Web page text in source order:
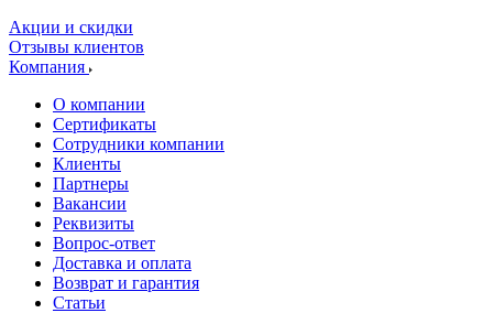
Акции и скидки
Отзывы клиентов
Компания
О компании
Сертификаты
Сотрудники компании
Клиенты
Партнеры
Вакансии
Реквизиты
Вопрос-ответ
Доставка и оплата
Возврат и гарантия
Статьи